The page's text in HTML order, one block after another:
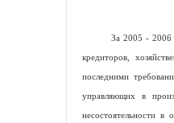
За 2005 - 2006
кредиторов,
последними
управляющих в